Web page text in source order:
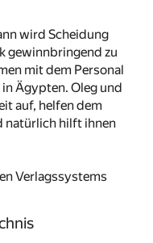
wird Scheidung
gewinnbringend zu
mit dem Personal
Ägypten. Oleg und
auf, helfen dem
natürlich hilft ihnen
Verlagssystems